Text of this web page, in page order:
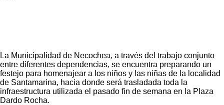
La Municipalidad de Necochea, a través del trabajo conjunto
entre diferentes dependencias, se encuentra preparando un
festejo para homenajear a los niños y las niñas de la localidad
de Santamarina, hacia donde será trasladada toda la
infraestructura utilizada el pasado fin de semana en la Plaza
Dardo Rocha.